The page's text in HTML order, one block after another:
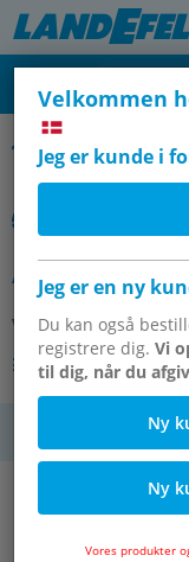
Velkommen
Jeg er kunde i
Jeg er en ny
Du kan også
registrere dig.Vi
til dig, når du
Ny
Ny
Vores produkter
SMC
AFF4C-F02D
Varenummer: OT-
Andre